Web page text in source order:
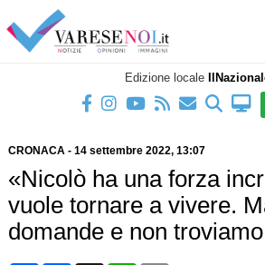
Edizione locale
CRONACA- 14 settembre 2022, 13:07
«Nicolò ha una forza
vuole tornare a vivere.
domande e non